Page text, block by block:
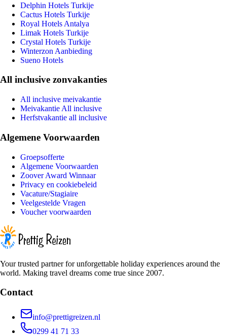
Delphin Hotels Turkije
Cactus Hotels Turkije
Royal Hotels Antalya
Limak Hotels Turkije
Crystal Hotels Turkije
Winterzon Aanbieding
Sueno Hotels
All inclusive zonvakanties
All inclusive meivakantie
Meivakantie All inclusive
Herfstvakantie all inclusive
Algemene Voorwaarden
Groepsofferte
Algemene Voorwaarden
Zoover Award Winnaar
Privacy en cookiebeleid
Vacature/Stagiaire
Veelgestelde Vragen
Voucher voorwaarden
Your trusted partner for unforgettable holiday experiences around the
world. Making travel dreams come true since 2007.
Contact
info@prettigreizen.nl
0299 41 71 33